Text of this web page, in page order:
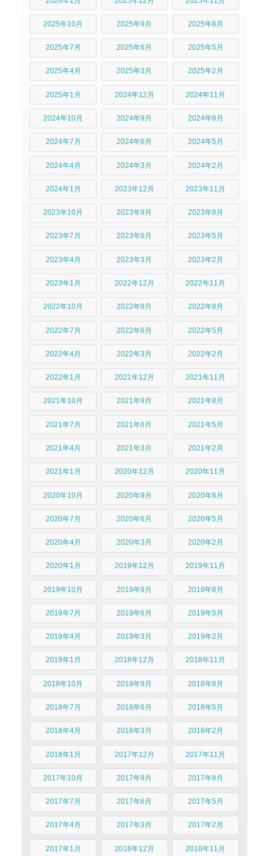
2025年10月 2025年9月 2025年8月
2025年7月 2025年6月 2025年5月
2025年4月 2025年3月 2025年2月
2025年1月 2024年12月 2024年11月
2024年10月 2024年9月 2024年8月
2024年7月 2024年6月 2024年5月
2024年4月 2024年3月 2024年2月
2024年1月 2023年12月 2023年11月
2023年10月 2023年9月 2023年8月
2023年7月 2023年6月 2023年5月
2023年4月 2023年3月 2023年2月
2023年1月 2022年12月 2022年11月
2022年10月 2022年9月 2022年8月
2022年7月 2022年6月 2022年5月
2022年4月 2022年3月 2022年2月
2022年1月 2021年12月 2021年11月
2021年10月 2021年9月 2021年8月
2021年7月 2021年6月 2021年5月
2021年4月 2021年3月 2021年2月
2021年1月 2020年12月 2020年11月
2020年10月 2020年9月 2020年8月
2020年7月 2020年6月 2020年5月
2020年4月 2020年3月 2020年2月
2020年1月 2019年12月 2019年11月
2019年10月 2019年9月 2019年8月
2019年7月 2019年6月 2019年5月
2019年4月 2019年3月 2019年2月
2019年1月 2018年12月 2018年11月
2018年10月 2018年9月 2018年8月
2018年7月 2018年6月 2018年5月
2018年4月 2018年3月 2018年2月
2018年1月 2017年12月 2017年11月
2017年10月 2017年9月 2017年8月
2017年7月 2017年6月 2017年5月
2017年4月 2017年3月 2017年2月
2017年1月 2016年12月 2016年11月